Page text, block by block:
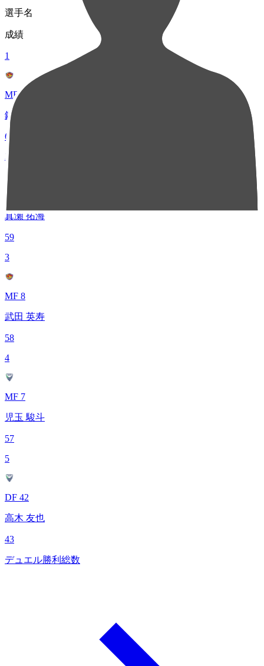
選手名
成績
1
MF 10
鎌田 大夢
65
2
DF 25
真瀬 拓海
59
3
MF 8
武田 英寿
58
4
MF 7
児玉 駿斗
57
5
DF 42
高木 友也
43
デュエル勝利総数